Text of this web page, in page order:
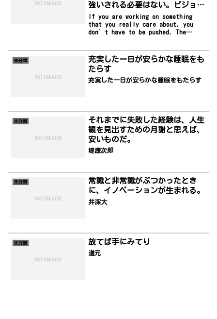
強いされる必要はない。ビジョン
があなたを引っ張ってくれる
If you are working on something
that you really care about, you
don’t have to be pushed. The
んでいるのなら、無理強いされる必要は
ない。ビジョンがあなたを引っ張ってく
れる―スティーブ・ジョブズ
未分類
充実した一日が安らかな睡眠をも
たらす
充実した一日が安らかな睡眠をもたらす
未分類
それまでに失敗した経験は、人生
観を見出すための月謝と思えば、
安いものだ。
堤康次郎
未分類
常識と非常識がぶつかったとき
に、イノベーションが生まれる。
井深大
未分類 放てば手にみてり
道元